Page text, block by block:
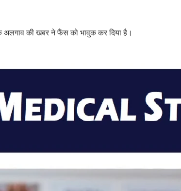
अलगाव की खबर ने फैंस को भावुक कर दिया है।